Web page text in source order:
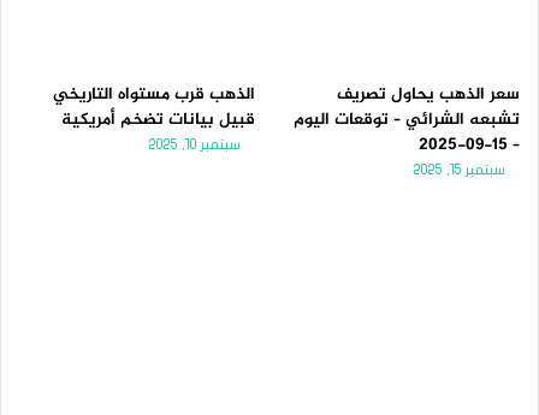
سعر الذهب يحاول تصريف
تشبعه الشرائي – توقعات اليوم
– 15-09-2025
سبتمبر 15, 2025
الذهب قرب مستواه التاريخي
قبيل بيانات تضخم أمريكية
سبتمبر 10, 2025